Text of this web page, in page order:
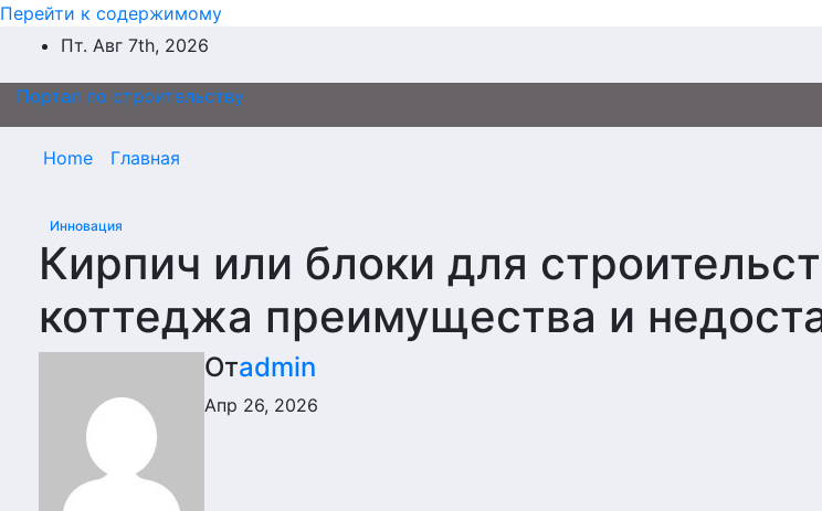
Перейти к содержимому
Пт. Авг 7th, 2026
Портал по строительству
Home Главная
Инновация
Кирпич или блоки для
коттеджа преимущества и
Отadmin
Апр 26, 2026